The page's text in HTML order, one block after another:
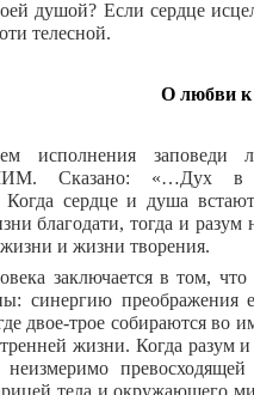
душой? Если сердце
телесной.
О любви к
исполнения
Сказано: «…Дух в
сердце и душа
благодати, тогда и разум
и жизни творения.
заключается в том,
синергию преображения
двое-трое собираются во
жизни. Когда разум
неизмеримо
тела и окружающего